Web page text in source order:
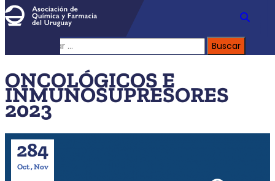
ONCOLÓGICOS E
INMUNOSUPRESORES
2023
284
Oct , Nov